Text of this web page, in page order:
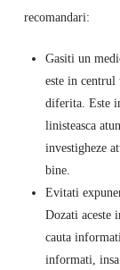
recomandari:
Gasiti un
este in
diferita. Este
linisteasca
investigheze
bine.
Evitati
Dozati aceste
cauta
informati, insa